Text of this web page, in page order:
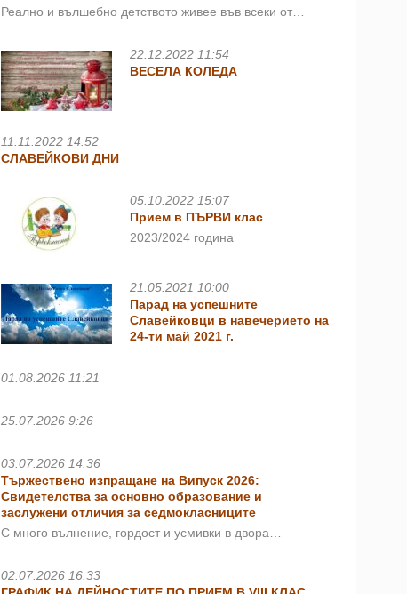
Реално и вълшебно детството живее във всеки от…
22.12.2022 11:54
ВЕСЕЛА КОЛЕДА
11.11.2022 14:52
СЛАВЕЙКОВИ ДНИ
05.10.2022 15:07
Прием в ПЪРВИ клас
2023/2024 година
21.05.2021 10:00
Парад на успешните
Славейковци в навечерието на
24-ти май 2021 г.
01.08.2026 11:21
25.07.2026 9:26
03.07.2026 14:36
Тържествено изпращане на Випуск 2026:
Свидетелства за основно образование и
заслужени отличия за седмокласниците
С много вълнение, гордост и усмивки в двора…
02.07.2026 16:33